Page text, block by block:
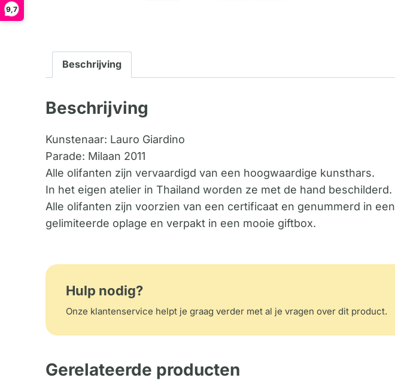
9,7
Beschrijving
Beschrijving
Kunstenaar: Lauro Giardino
Parade: Milaan 2011
Alle olifanten zijn vervaardigd van een hoogwaardige kunsthars.
In het eigen atelier in Thailand worden ze met de hand beschilderd.
Alle olifanten zijn voorzien van een certificaat en genummerd in een
gelimiteerde oplage en verpakt in een mooie giftbox.
Hulp nodig?
Onze klantenservice helpt je graag verder met al je vragen over dit product.
Gerelateerde producten